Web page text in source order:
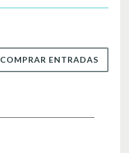
COMPRAR ENTRADAS